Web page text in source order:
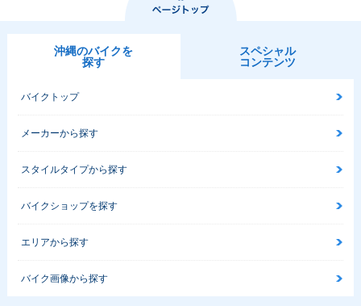
沖縄のバイクを
探す
スペシャル
コンテンツ
バイクトップ
メーカーから探す
スタイルタイプから探す
バイクショップを探す
エリアから探す
バイク画像から探す